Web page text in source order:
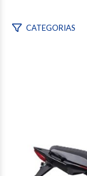
CATEGORIAS